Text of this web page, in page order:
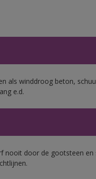
als winddroog beton,
e.d.
nooit door de gootsteen